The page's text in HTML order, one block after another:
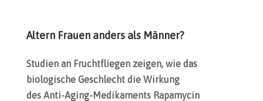
Altern Frauen anders als Männer?
Studien an Fruchtfliegen zeigen, wie das
biologische Geschlecht die Wirkung
des Anti-Aging-Medikaments Rapamycin